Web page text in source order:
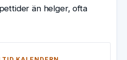
än helger, ofta